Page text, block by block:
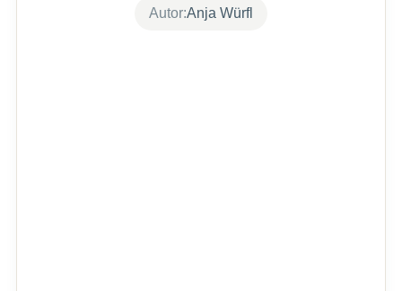
Autor:Anja Würfl